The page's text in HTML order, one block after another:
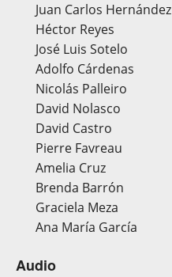
Juan Carlos Hernández
Héctor Reyes
José Luis Sotelo
Adolfo Cárdenas
Nicolás Palleiro
David Nolasco
David Castro
Pierre Favreau
Amelia Cruz
Brenda Barrón
Graciela Meza
Ana María García
Audio